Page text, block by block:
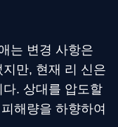
는 변경 사항은
만, 현재 리 신은
. 상대를 압도할
해량을 하향하여